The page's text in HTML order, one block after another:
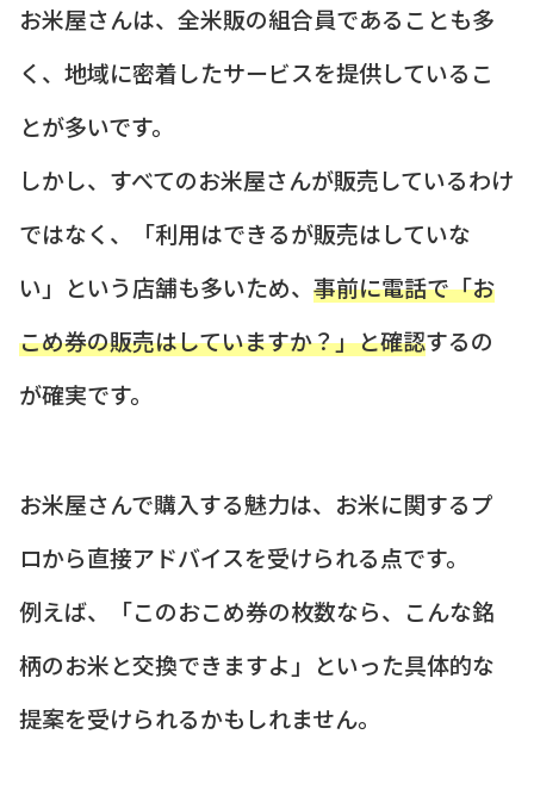
お米屋さんは、全米販の組合員であることも多
く、地域に密着したサービスを提供しているこ
とが多いです。
しかし、すべてのお米屋さんが販売しているわけ
ではなく、「利用はできるが販売はしていな
い」という店舗も多いため、 事前に電話で「お
こめ券の販売はしていますか？」と確認するの
が確実です。
お米屋さんで購入する魅力は、お米に関するプ
ロから直接アドバイスを受けられる点です。
例えば、「このおこめ券の枚数なら、こんな銘
柄のお米と交換できますよ」といった具体的な
提案を受けられるかもしれません。